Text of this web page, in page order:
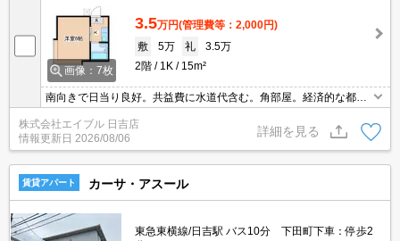
画像：7枚
3.5万円(管理費等：2,000円)
敷
5万 礼
3.5万
2階
1K 15m²
南向きで日当り良好。共益費に水道代含む。角部屋。経済的な都市
き。ライフへ685mで買物便利。セブンイレブンへ529m。閑静な住
宅街。
株式会社エイブル 日吉店
情報更新日 2026/08/06
詳細を見る
賃貸アパート カーサ・アスール
東急東横線/日吉駅 バス10分 下田町下車：停歩2